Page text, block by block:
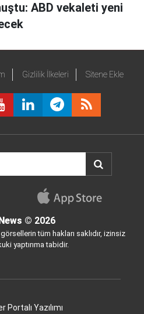
ABD vekaleti yeni
Gizlilik İlkeleri Sitene Ekle
© 2026
tüm hakları saklıdır, izinsiz
yaptırıma tabidir.
Portalı Yazılımı